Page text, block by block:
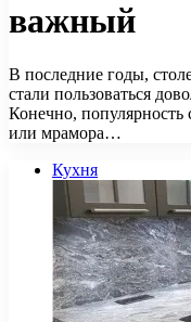
важный
В последние годы,
стали пользоваться
Конечно,
или мрамора…
Кухня